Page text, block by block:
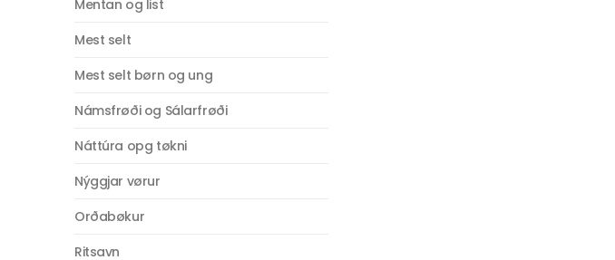
Mentan og list
Mest selt
Mest selt børn og ung
Námsfrøði og Sálarfrøði
Náttúra opg tøkni
Nýggjar vørur
Orðabøkur
Ritsavn